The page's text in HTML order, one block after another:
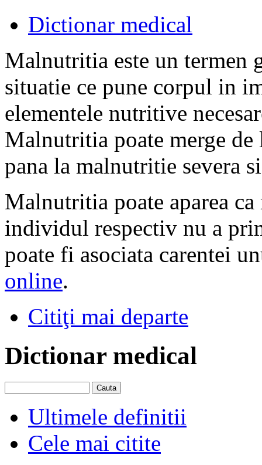
Dictionar medical
Malnutritia este un termen
situatie ce pune corpul in
elementele nutritive
Malnutritia poate merge de
pana la malnutritie severa
Malnutritia poate aparea
individul respectiv nu a
poate fi asociata carentei
online.
Citiţi mai departe
Dictionar medical
Ultimele definitii
Cele mai citite